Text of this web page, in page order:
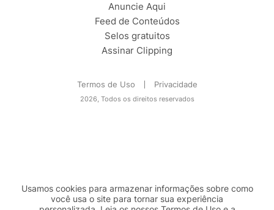
Anuncie Aqui
Feed de Conteúdos
Selos gratuitos
Assinar Clipping
Termos de Uso Privacidade
2026, Todos os direitos reservados
Usamos cookies para armazenar informações sobre como
você usa o site para tornar sua experiência